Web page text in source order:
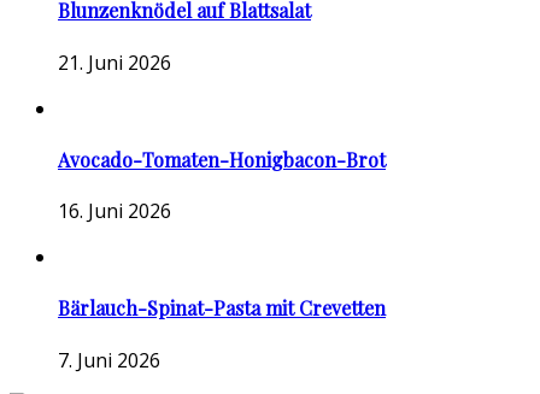
Blunzenknödel auf Blattsalat
21. Juni 2026
Avocado-Tomaten-Honigbacon-Brot
16. Juni 2026
Bärlauch-Spinat-Pasta mit Crevetten
7. Juni 2026